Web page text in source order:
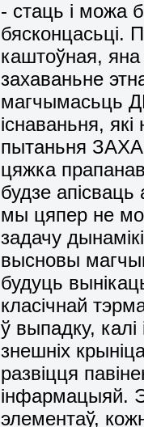
- стаць і можа
бясконцасьці.
каштоўная,
захаваньне
магчымасьць
існаваньня,
пытаньня
цяжка
будзе
мы цяпер не
задачу
высновы
будуць
класічнай
ў выпадку,
знешніх
развіцця
інфармацыяй.
элементаў,